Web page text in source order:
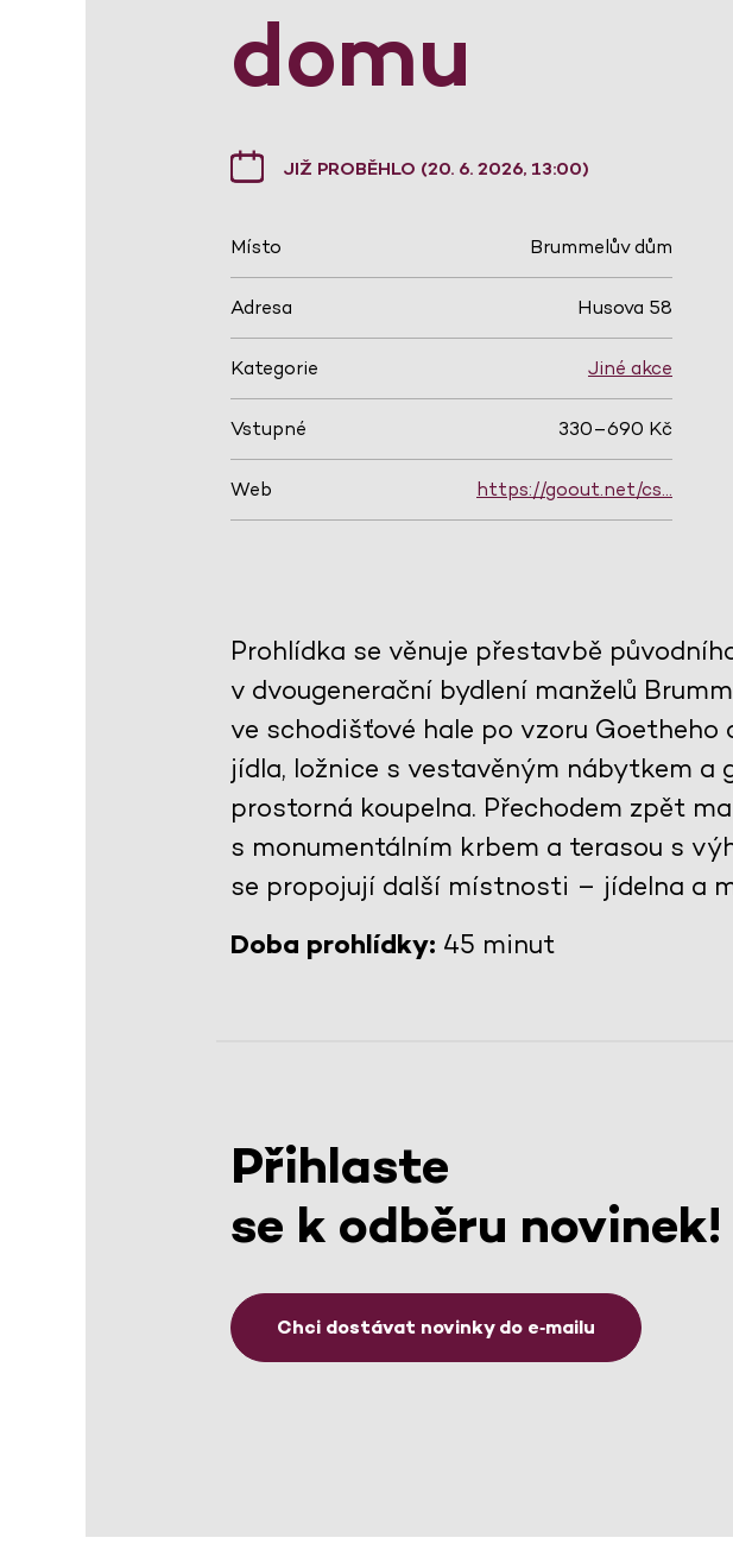
domu
JIŽ PROBĚHLO (20. 6. 2026, 13:00)
Místo Brummelův dům
Adresa Husova 58
Kategorie Jiné akce
Vstupné 330–690 Kč
Web https://goout.net/cs…
Prohlídka se věnuje přestavbě
v dvougenerační bydlení manželů
ve schodišťové hale po vzoru
jídla, ložnice s vestavěným nábytkem a
prostorná koupelna. Přechodem zpět
s monumentálním krbem a terasou s
se propojují další místnosti – jídelna a
Doba prohlídky: 45 minut
Přihlaste
se k odběru novinek!
Chci dostávat novinky do e‑mailu